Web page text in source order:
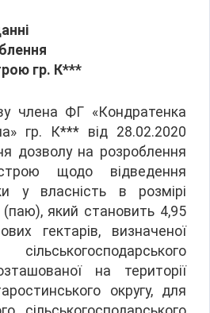
гр. К***
члена ФГ «Кондратенка
гр. К*** від 28.02.2020
дозволу на розроблення
щодо відведення
у власність в розмірі
(паю), який становить 4,95
гектарів, визначеної
на території
округу, для